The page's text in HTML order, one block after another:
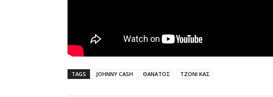
TAGS JOHNNY CASH ΘΑΝΑΤΟΣ ΤΖΟΝΙ ΚΑΣ